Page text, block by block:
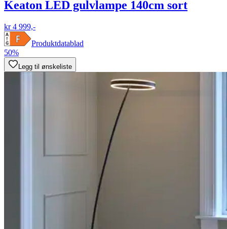
Keaton LED gulvlampe 140cm sort
kr 4 999,-
Produktdatablad
50%
Legg til ønskeliste